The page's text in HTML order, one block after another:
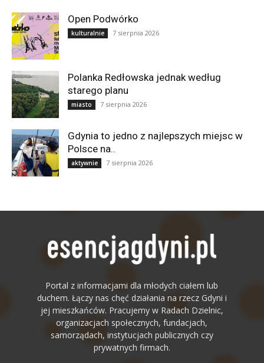
Open Podwórko
kulturalnie 7 sierpnia 2026
Polanka Redłowska jednak według
starego planu
miasto 7 sierpnia 2026
Gdynia to jedno z najlepszych miejsc w
Polsce na..
aktywnie 7 sierpnia 2026
Portal z informacjami dla młodych ciałem lub
duchem. Łączy nas chęć działania na rzecz Gdyni i
jej mieszkańców. Pracujemy w Radach Dzielnic,
organizacjach społecznych, fundacjach,
samorządach, instytucjach publicznych czy
prywatnych firmach.